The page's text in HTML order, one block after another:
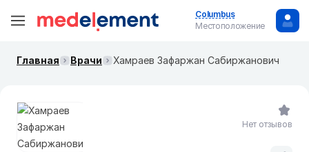
Columbus
Местоположение
Главная Врачи Хамраев Зафаржан Сабиржанович
Нет отзывов